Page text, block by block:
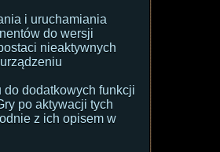
i uruchamiania
do wersji
nieaktywnych
dodatkowych funkcji
po aktywacji tych
z ich opisem w